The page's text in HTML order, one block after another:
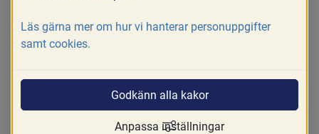
Läs gärna mer om hur vi hanterar personuppgifter
samt cookies.
Godkänn alla kakor
Anpassa inställningar